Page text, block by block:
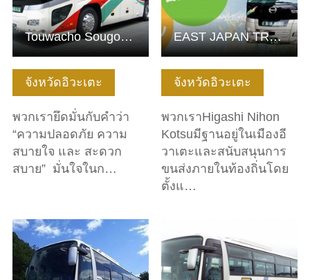
จังหวัดอิวะเตะ
พวกเรายึดมั่นกับคำว่า
“ความปลอดภัย ความ
สบายใจ และ สะดวก
สบาย” มั่นใจในก…
Touwacho Sougou Service Kousya
จังหวัดอิวะเตะ
พวกเราHigashi Nihon
Kotsuมีฐานอยู่ในเมืองอี
วาเตะและสนับสนุนการ
ขนส่งภายในท้องถิ่นโดย
ตั้งแ…
EAST JAPAN TRANSPORT
ดูข้อมูลพื้นฐาน